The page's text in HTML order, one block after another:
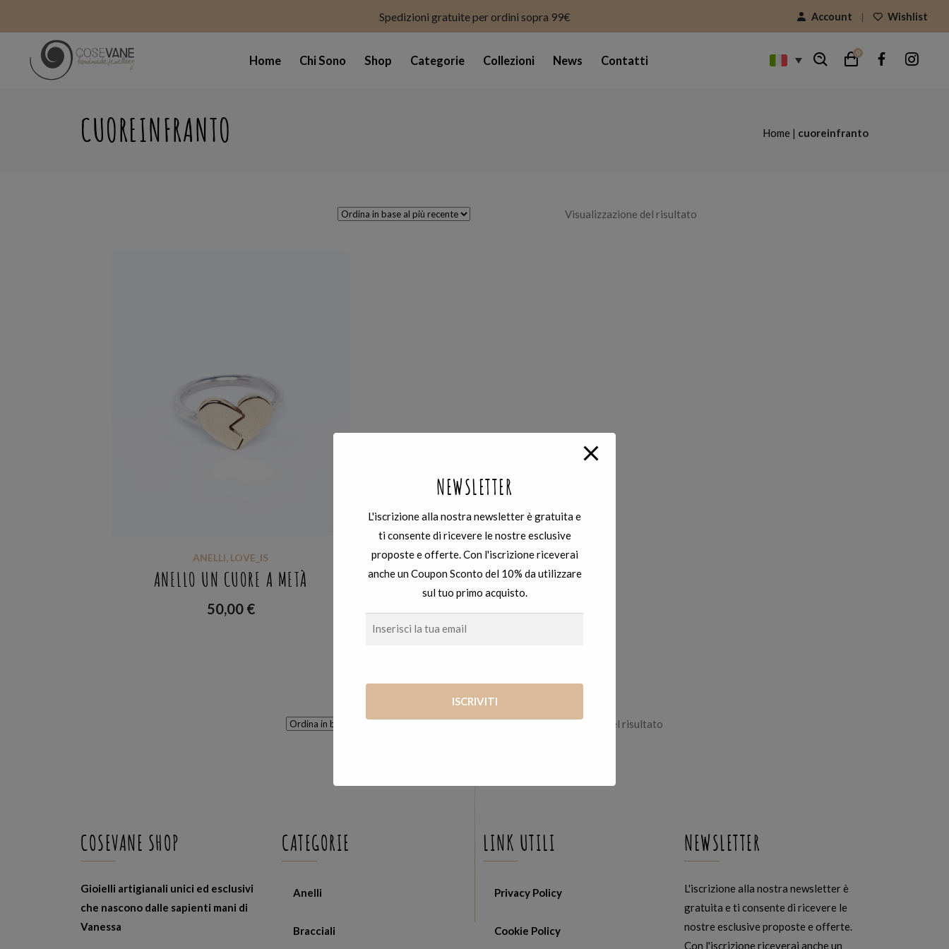
Spedizioni gratuite per ordini sopra 99€ Account Wishlist
Home Chi Sono Shop Categorie Collezioni News Contatti
0
CUOREINFRANTO Home | cuoreinfranto
Visualizzazione del risultato
ANELLI, LOVE_IS
ANELLO UN CUORE A METÀ
50,00 €
Visualizzazione del risultato
COSEVANE SHOP
Gioielli artigianali unici ed esclusivi
che nascono dalle sapienti mani di
Vanessa
CATEGORIE
Anelli
Bracciali
LINK UTILI
Privacy Policy
Cookie Policy
NEWSLETTER
L'iscrizione alla nostra newsletter è
gratuita e ti consente di ricevere le
nostre esclusive proposte e offerte.
Con l'iscrizione riceverai anche un
NEWSLETTER
L'iscrizione alla nostra newsletter è gratuita e
ti consente di ricevere le nostre esclusive
proposte e offerte. Con l'iscrizione riceverai
anche un Coupon Sconto del 10% da utilizzare
sul tuo primo acquisto.